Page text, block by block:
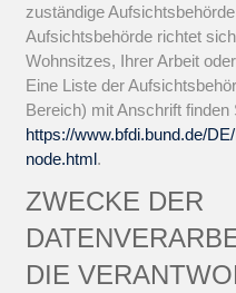
zuständige
Aufsichtsbehörde richtet
Wohnsitzes, Ihrer Arbeit
Eine Liste der
Bereich) mit Anschrift finden
https://www.bfdi.bund.de/
node.html.
ZWECKE DER
DIE